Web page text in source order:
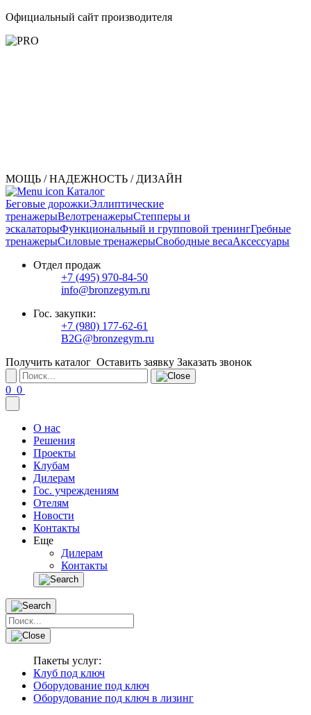
Официальный сайт производителя
МОЩЬ / НАДЕЖНОСТЬ / ДИЗАЙН
Каталог
Беговые дорожкиЭллиптические
тренажерыВелотренажерыСтепперы и
эскалаторыФункциональный и групповой тренингГребные
тренажерыСиловые тренажерыСвободные весаАксессуары
Отдел продаж
+7 (495) 970-84-50
info@bronzegym.ru
Гос. закупки:
+7 (980) 177-62-61
B2G@bronzegym.ru
Получить каталог Оставить заявку Заказать звонок
0 0
О нас
Решения
Проекты
Клубам
Дилерам
Гос. учреждениям
Отелям
Новости
Контакты
Еще
Дилерам
Контакты
Пакеты услуг:
Клуб под ключ
Оборудование под ключ
Оборудование под ключ в лизинг